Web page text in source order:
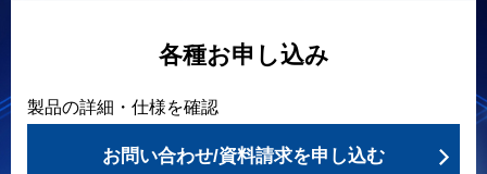
各種お申し込み
製品の詳細・仕様を確認
お問い合わせ/資料請求を申し込む